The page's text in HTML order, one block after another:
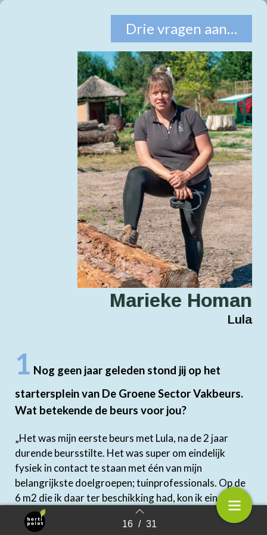
Terug naar overzicht 16 / 31
Drie vragen aan…
Marieke Homan
Lula
1 Nog geen jaar geleden stond jij op het
startersplein van De Groene Sector Vakbeurs.
Wat betekende de beurs voor jou?
„Het was mijn eerste beurs met Lula, na de 2 jaar
durende beursstilte. Het was super om eindelijk
fysiek in contact te staan met één van mijn
belangrijkste doelgroepen; tuinprofessionals. Op de
6 m2 die ik daar ter beschikking had, kon ik eindelijk
mijn producten live laten zien. Het heeft Lula echt op
de kaart gezet en richting gegeven aan te bereiken